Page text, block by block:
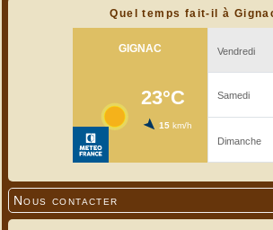
Quel temps fait-il à
Nous contacter